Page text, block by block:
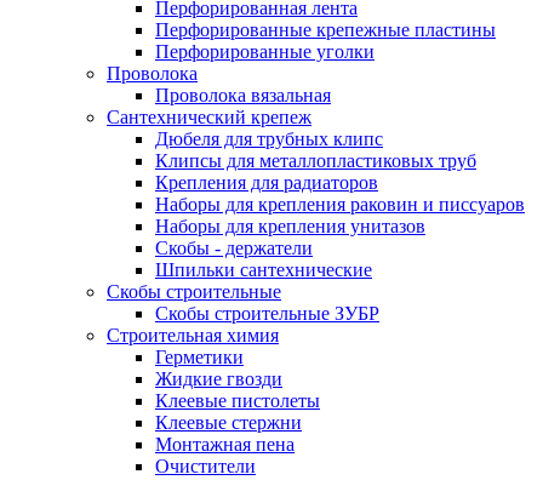
Перфорированная лента
Перфорированные крепежные пластины
Перфорированные уголки
Проволока
Проволока вязальная
Сантехнический крепеж
Дюбеля для трубных клипс
Клипсы для металлопластиковых труб
Крепления для радиаторов
Наборы для крепления раковин и писсуаров
Наборы для крепления унитазов
Скобы - держатели
Шпильки сантехнические
Скобы строительные
Скобы строительные ЗУБР
Строительная химия
Герметики
Жидкие гвозди
Клеевые пистолеты
Клеевые стержни
Монтажная пена
Очистители